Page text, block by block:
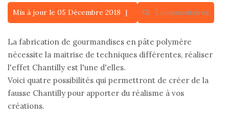
Mis à jour le 05 Décembre 2018 2 commentaires
La fabrication de gourmandises en pâte polymère
nécessite la maitrise de techniques différentes, réaliser
l'effet Chantilly est l'une d'elles.
Voici quatre possibilités qui permettront de créer de la
fausse Chantilly pour apporter du réalisme à vos
créations.